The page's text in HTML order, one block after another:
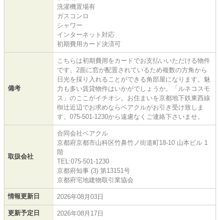
洗濯機置場有
ガスコンロ
シャワー
インターネット対応
初期費用カード決済可
備考
こちらは初期費用をカードでお支払いいただける物件
です。2面に窓が配置されているため複数の方角から
日光を採り入れることができる角部屋になります。魅
力も多い賃貸物件はいかがでしょうか。「ルネコスモ
ス」のここがイチオシ。お住まいを京都地下鉄東西線
椥辻近辺でお求めならベアクルがお引き受け致しま
す。075-501-1230から遠慮なくご連絡下さいませ。
取扱会社
合同会社ベアクル
京都府京都市山科区竹鼻竹ノ街道町18-10 山本ビル 1
階
TEL:075-501-1230
京都府知事 (3) 第13151号
京都府宅地建物取引業協会
情報更新日 2026年08月03日
更新予定日 2026年08月17日